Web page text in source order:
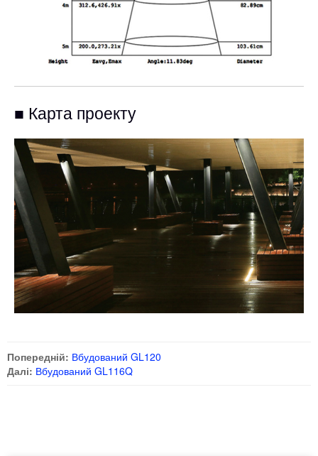
■ Карта проекту
Попередній: Вбудований GL120
Далі: Вбудований GL116Q